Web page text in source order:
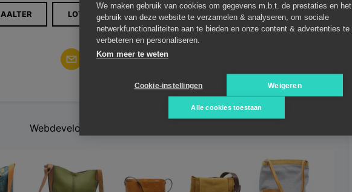
AALTER LOTENHULLE
Webdevelopment:
We maken gebruik van cookies om gegevens m.b.t. de prestaties en het
gebruik van deze website te verzamelen & analyseren, om sociale
netwerkfunctionaliteiten aan te bieden en onze content & advertenties te
verbeteren en personaliseren.
Kom meer te weten
Cookie-instellingen Weigeren
Alle cookies toestaan